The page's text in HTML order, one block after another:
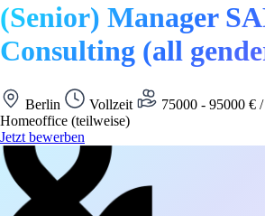
(Senior) Manager
Consulting (all
Berlin Vollzeit
75000 - 95000 €
Homeoffice (teilweise)
Jetzt bewerben